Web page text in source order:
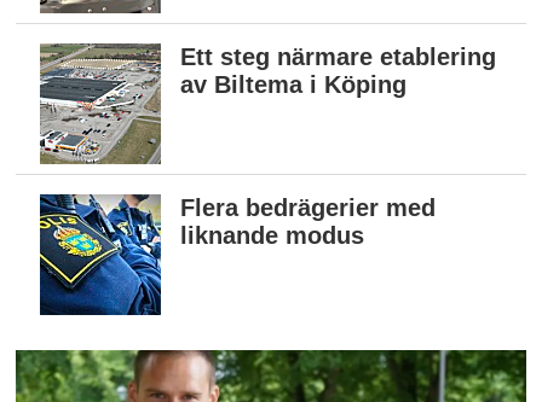
Ett steg närmare etablering
av Biltema i Köping
Flera bedrägerier med
liknande modus